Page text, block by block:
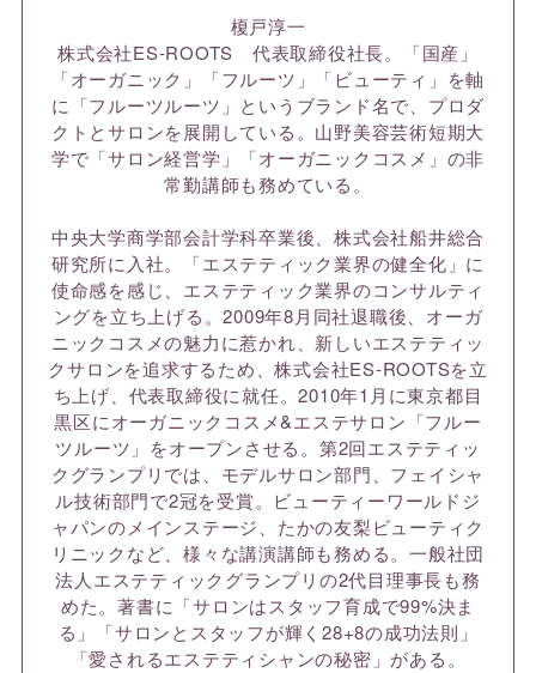
榎戸淳一
株式会社ES-ROOTS 代表取締役社長。「国産」
「オーガニック」「フルーツ」「ビューティ」を軸
に「フルーツルーツ」というブランド名で、プロダ
クトとサロンを展開している。山野美容芸術短期大
学で「サロン経営学」「オーガニックコスメ」の非
常勤講師も務めている。
中央大学商学部会計学科卒業後、株式会社船井総合
研究所に入社。「エステティック業界の健全化」に
使命感を感じ、エステティック業界のコンサルティ
ングを立ち上げる。2009年8月同社退職後、オーガ
ニックコスメの魅力に惹かれ、新しいエステティッ
クサロンを追求するため、株式会社ES-ROOTSを立
ち上げ、代表取締役に就任。2010年1月に東京都目
黒区にオーガニックコスメ&エステサロン「フルー
ツルーツ」をオープンさせる。第2回エステティッ
クグランプリでは、モデルサロン部門、フェイシャ
ル技術部門で2冠を受賞。ビューティーワールドジ
ャパンのメインステージ、たかの友梨ビューティク
リニックなど、様々な講演講師も務める。一般社団
法人エステティックグランプリの2代目理事長も務
めた。著書に「サロンはスタッフ育成で99%決ま
る」「サロンとスタッフが輝く28+8の成功法則」
「愛されるエステティシャンの秘密」がある。